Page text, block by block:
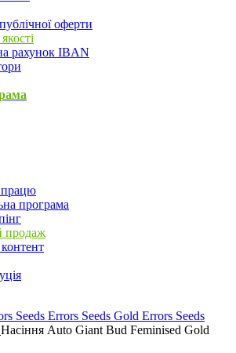
оферти
рахунок IBAN
програма
продаж
Seeds Errors Seeds Gold Errors Seeds
Насіння Auto Giant Bud Feminised Gold